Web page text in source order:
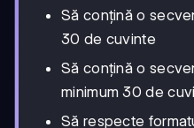
Să conțină o
30 de cuvinte
Să conțină o
minimum 30 de
Să respecte